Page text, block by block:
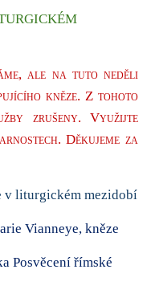
ale na tuto neděli
kněze. Z tohoto
zrušeny. Využijte
Děkujeme za
v liturgickém mezidobí
Vianneye, kněze
Posvěcení římské